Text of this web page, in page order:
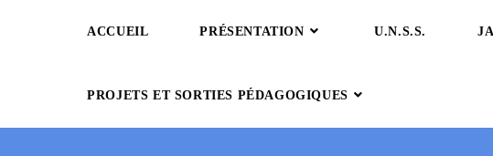
ACCUEIL PRÉSENTATION U.N.S.S.
PROJETS ET SORTIES PÉDAGOGIQUES